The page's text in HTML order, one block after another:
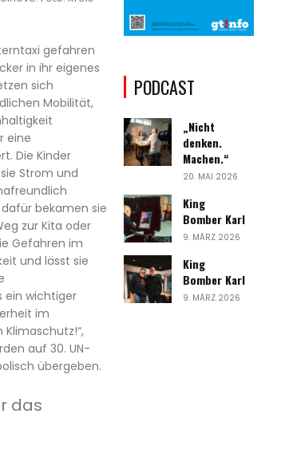
gefahren
in ihr eigenes
sich
Mobilität,
eine
Die Kinder
Strom und
bekamen sie
zur Kita oder
Gefahren im
und lässt sie
ein wichtiger
im
auf 30. UN-
übergeben.
das
PODCAST
„Nicht
denken.
Machen.“
20. MAI 2026
King
Bomber Karl
9. MÄRZ 2026
King
Bomber Karl
9. MÄRZ 2026